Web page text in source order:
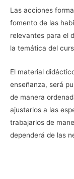
Las acciones
fomento de las
relevantes para el
la temática del
El material
enseñanza, será
de manera
ajustarlos a las
trabajarlos de
dependerá de las